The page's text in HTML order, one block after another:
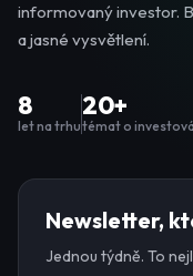
informovaný investor.
a jasné vysvětlení.
8
let na trhu
20+
témat o
Newsletter,
Jednou týdně. To